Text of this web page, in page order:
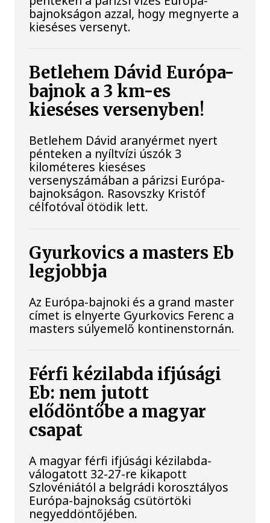
bajnokságon azzal, hogy megnyerte a
kieséses versenyt.
Betlehem Dávid Európa-
bajnok a 3 km-es
kieséses versenyben!
Betlehem Dávid aranyérmet nyert
pénteken a nyíltvízi úszók 3
kilométeres kieséses
versenyszámában a párizsi Európa-
bajnokságon. Rasovszky Kristóf
célfotóval ötödik lett.
Gyurkovics a masters Eb
legjobbja
Az Európa-bajnoki és a grand master
címet is elnyerte Gyurkovics Ferenc a
masters súlyemelő kontinenstornán.
Férfi kézilabda ifjúsági
Eb: nem jutott
elődöntőbe a magyar
csapat
A magyar férfi ifjúsági kézilabda-
válogatott 32-27-re kikapott
Szlovéniától a belgrádi korosztályos
Európa-bajnokság csütörtöki
negyeddöntőjében.